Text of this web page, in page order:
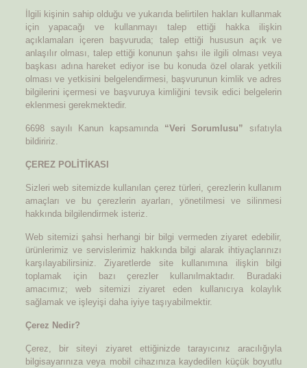
İlgili kişinin sahip olduğu ve yukarıda belirtilen hakları kullanmak
için yapacağı ve kullanmayı talep ettiği hakka ilişkin
açıklamaları içeren başvuruda; talep ettiği hususun açık ve
anlaşılır olması, talep ettiği konunun şahsı ile ilgili olması veya
başkası adına hareket ediyor ise bu konuda özel olarak yetkili
olması ve yetkisini belgelendirmesi, başvurunun kimlik ve adres
bilgilerini içermesi ve başvuruya kimliğini tevsik edici belgelerin
eklenmesi gerekmektedir.
6698 sayılı Kanun kapsamında “Veri Sorumlusu” sıfatıyla
bildiririz.
ÇEREZ POLİTİKASI
Sizleri web sitemizde kullanılan çerez türleri, çerezlerin kullanım
amaçları ve bu çerezlerin ayarları, yönetilmesi ve silinmesi
hakkında bilgilendirmek isteriz.
Web sitemizi şahsi herhangi bir bilgi vermeden ziyaret edebilir,
ürünlerimiz ve servislerimiz hakkında bilgi alarak ihtiyaçlarınızı
karşılayabilirsiniz. Ziyaretlerde site kullanımına ilişkin bilgi
toplamak için bazı çerezler kullanılmaktadır. Buradaki
amacımız; web sitemizi ziyaret eden kullanıcıya kolaylık
sağlamak ve işleyişi daha iyiye taşıyabilmektir.
Çerez Nedir?
Çerez, bir siteyi ziyaret ettiğinizde tarayıcınız aracılığıyla
bilgisayarınıza veya mobil cihazınıza kaydedilen küçük boyutlu